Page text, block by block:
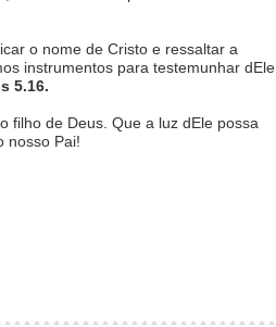
o nome de Cristo e ressaltar a
instrumentos para testemunhar dEle
5.16.
filho de Deus. Que a luz dEle possa
nosso Pai!